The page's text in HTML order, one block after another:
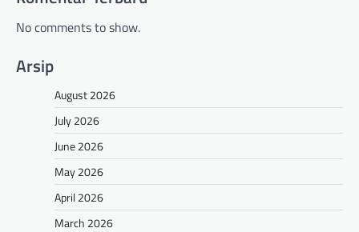
No comments to show.
Arsip
August 2026
July 2026
June 2026
May 2026
April 2026
March 2026